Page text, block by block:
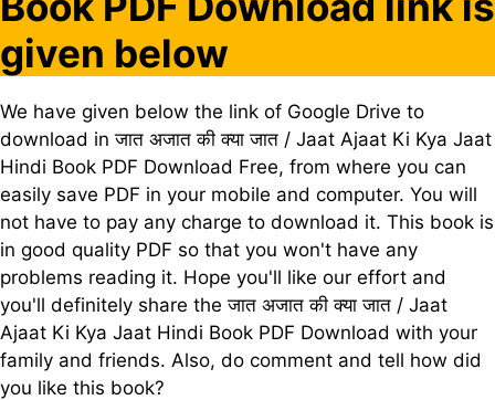
given below
We have given below the link of Google Drive to
download in जात अजात की क्या जात / Jaat Ajaat Ki Kya Jaat
Hindi Book PDF Download Free, from where you can
easily save PDF in your mobile and computer. You will
not have to pay any charge to download it. This book is
in good quality PDF so that you won't have any
problems reading it. Hope you'll like our effort and
you'll definitely share the जात अजात की क्या जात / Jaat
Ajaat Ki Kya Jaat Hindi Book PDF Download with your
family and friends. Also, do comment and tell how did
you like this book?